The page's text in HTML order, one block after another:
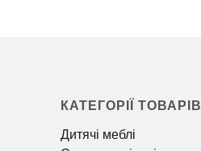
КАТЕГОРІЇ ТОВАРІВ
Дитячі меблі